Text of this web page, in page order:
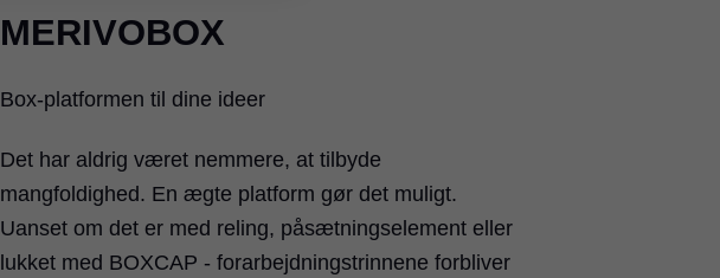
MERIVOBOX
Box-platformen til dine ideer
Det har aldrig været nemmere, at tilbyde
mangfoldighed. En ægte platform gør det muligt.
Uanset om det er med reling, påsætningselement eller
lukket med BOXCAP - forarbejdningstrinnene forbliver